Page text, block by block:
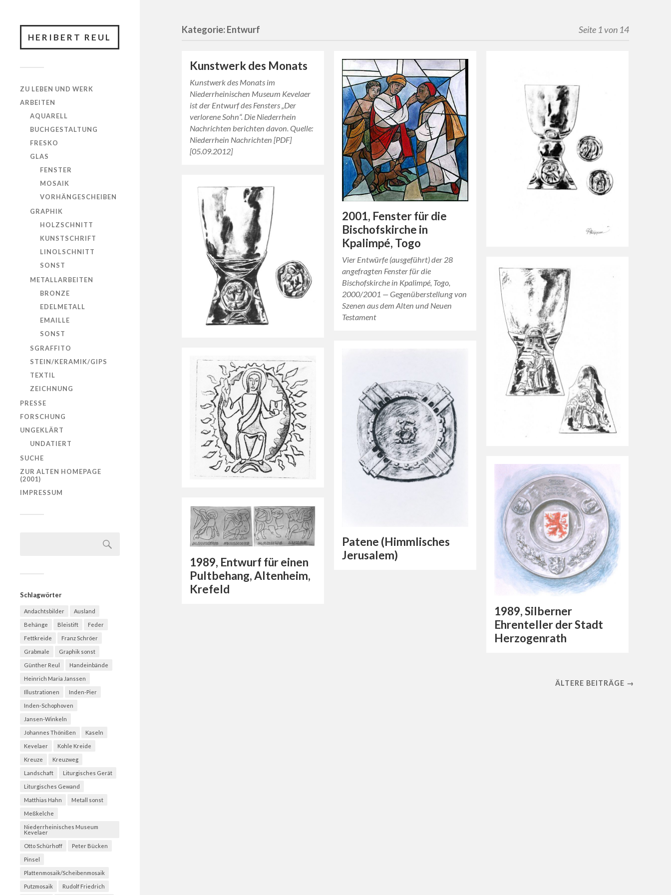
HERIBERT REUL
ZU LEBEN UND WERK
ARBEITEN
AQUARELL
BUCHGESTALTUNG
FRESKO
GLAS
FENSTER
MOSAIK
VORHÄNGESCHEIBEN
GRAPHIK
HOLZSCHNITT
KUNSTSCHRIFT
LINOLSCHNITT
SONST
METALLARBEITEN
BRONZE
EDELMETALL
EMAILLE
SONST
SGRAFFITO
STEIN/KERAMIK/GIPS
TEXTIL
ZEICHNUNG
PRESSE
FORSCHUNG
UNGEKLÄRT
UNDATIERT
SUCHE
ZUR ALTEN HOMEPAGE
(2001)
IMPRESSUM
Schlagwörter
Andachtsbilder Ausland
Behänge Bleistift Feder
Fettkreide Franz Schröer
Grabmale Graphik sonst
Günther Reul Handeinbände
Heinrich Maria Janssen
Illustrationen Inden-Pier
Inden-Schophoven
Jansen-Winkeln
Johannes Thönißen Kaseln
Kevelaer Kohle Kreide
Kreuze Kreuzweg
Landschaft Liturgisches Gerät
Liturgisches Gewand
Matthias Hahn Metall sonst
Meßkelche
Niederrheinisches Museum
Kevelaer
Otto Schürhoff Peter Bücken
Pinsel
Plattenmosaik/Scheibenmosaik
Putzmosaik Rudolf Friedrich
Kategorie:Entwurf Seite 1 von 14
Kunstwerk des Monats
Kunstwerk des Monats im
Niederrheinischen Museum Kevelaer
ist der Entwurf des Fensters „Der
verlorene Sohn“. Die Niederrhein
Nachrichten berichten davon. Quelle:
Niederrhein Nachrichten [PDF]
[05.09.2012]
2001, Fenster für die
Bischofskirche in
Kpalimpé, Togo
Vier Entwürfe (ausgeführt) der 28
angefragten Fenster für die
Bischofskirche in Kpalimpé, Togo,
2000/2001 — Gegenüberstellung von
Szenen aus dem Alten und Neuen
Testament
Patene (Himmlisches
Jerusalem)
1989, Silberner
Ehrenteller der Stadt
Herzogenrath
1989, Entwurf für einen
Pultbehang, Altenheim,
Krefeld
ÄLTERE BEITRÄGE →